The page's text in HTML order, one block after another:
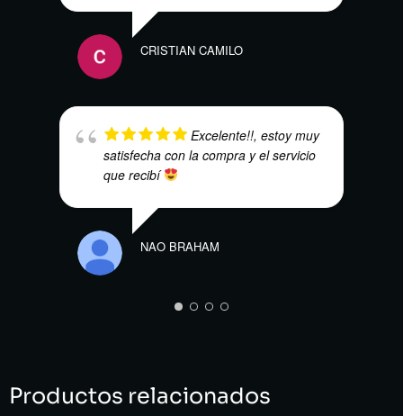
CRISTIAN CAMILO
Excelente!!, estoy muy
satisfecha con la compra y el servicio
que recibí
NAO BRAHAM
Productos relacionados